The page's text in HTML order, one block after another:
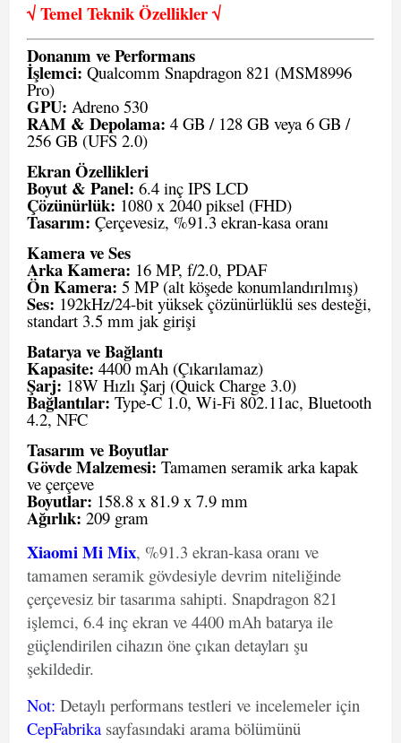
√ Temel Teknik Özellikler √
Donanım ve Performans
İşlemci: Qualcomm Snapdragon 821 (MSM8996
Pro)
GPU: Adreno 530
RAM & Depolama: 4 GB / 128 GB veya 6 GB /
256 GB (UFS 2.0)
Ekran Özellikleri
Boyut & Panel: 6.4 inç IPS LCD
Çözünürlük: 1080 x 2040 piksel (FHD)
Tasarım: Çerçevesiz, %91.3 ekran-kasa oranı
Kamera ve Ses
Arka Kamera: 16 MP, f/2.0, PDAF
Ön Kamera: 5 MP (alt köşede konumlandırılmış)
Ses: 192kHz/24-bit yüksek çözünürlüklü ses desteği,
standart 3.5 mm jak girişi
Batarya ve Bağlantı
Kapasite: 4400 mAh (Çıkarılamaz)
Şarj: 18W Hızlı Şarj (Quick Charge 3.0)
Bağlantılar: Type-C 1.0, Wi-Fi 802.11ac, Bluetooth
4.2, NFC
Tasarım ve Boyutlar
Gövde Malzemesi: Tamamen seramik arka kapak
ve çerçeve
Boyutlar: 158.8 x 81.9 x 7.9 mm
Ağırlık: 209 gram
Xiaomi Mi Mix, %91.3 ekran-kasa oranı ve
tamamen seramik gövdesiyle devrim niteliğinde
çerçevesiz bir tasarıma sahipti. Snapdragon 821
işlemci, 6.4 inç ekran ve 4400 mAh batarya ile
güçlendirilen cihazın öne çıkan detayları şu
şekildedir.
Not: Detaylı performans testleri ve incelemeler için
CepFabrika sayfasındaki arama bölümünü